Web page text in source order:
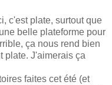
c'est plate, surtout que
belle plateforme pour
ça nous rend bien
plate. J'aimerais ça
faites cet été (et